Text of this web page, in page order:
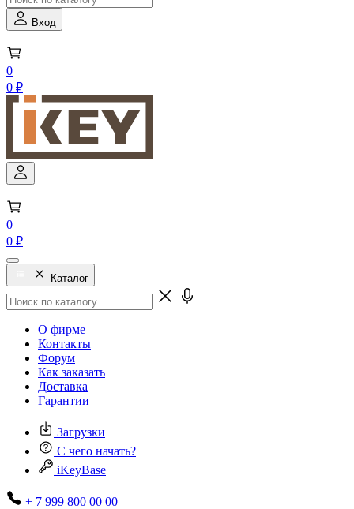
Вход
0
0 ₽
0
0 ₽
Каталог
О фирме
Контакты
Форум
Как заказать
Доставка
Гарантии
Загрузки
С чего начать?
iKeyBase
+ 7 999 800 00 00